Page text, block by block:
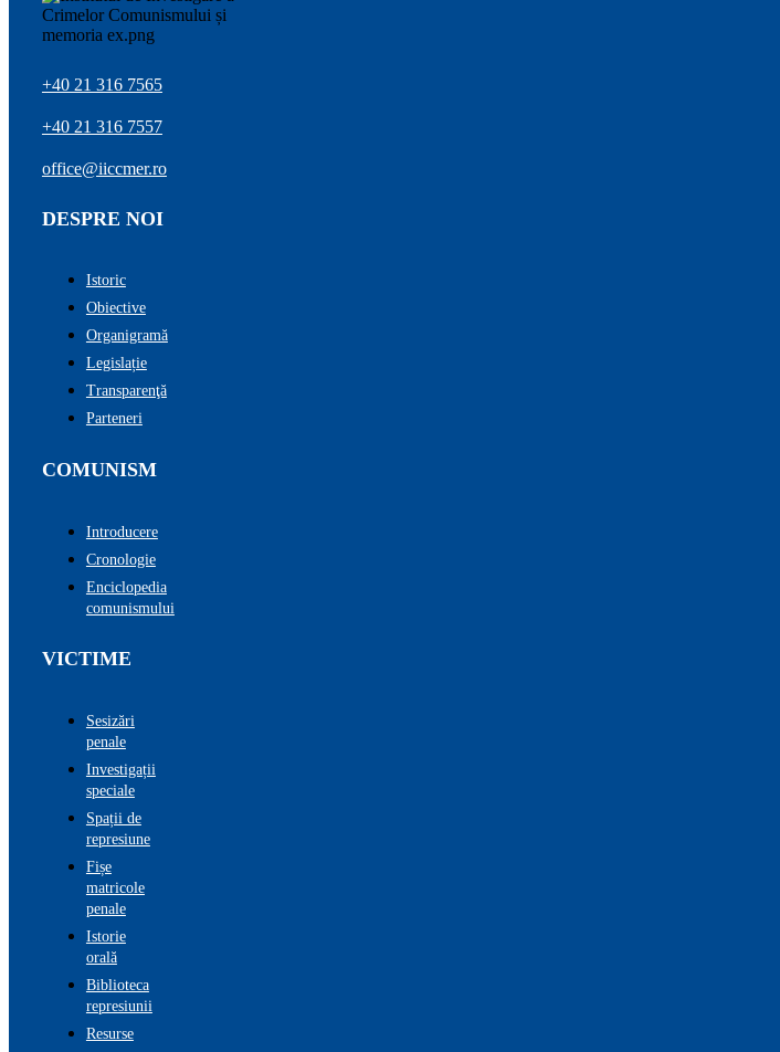
+40 21 316 7565
+40 21 316 7557
office@iiccmer.ro
DESPRE NOI
Istoric
Obiective
Organigramă
Legislație
Transparenţă
Parteneri
COMUNISM
Introducere
Cronologie
Enciclopedia
comunismului
VICTIME
Sesizări
penale
Investigații
speciale
Spații de
represiune
Fișe
matricole
penale
Istorie
orală
Biblioteca
represiunii
Resurse